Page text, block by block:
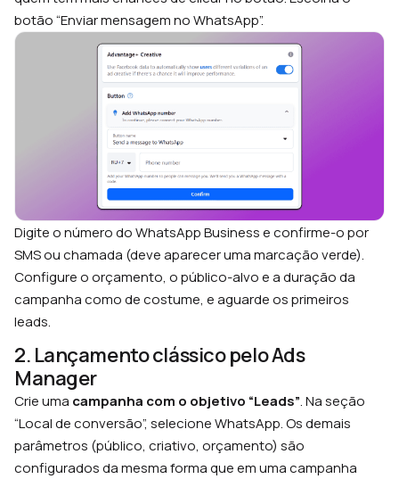
botão “Enviar mensagem no WhatsApp”.
Digite o número do WhatsApp Business e confirme-o por
SMS ou chamada (deve aparecer uma marcação verde).
Configure o orçamento, o público-alvo e a duração da
campanha como de costume, e aguarde os primeiros
leads.
2. Lançamento clássico pelo Ads
Manager
Crie uma campanha com o objetivo “Leads”. Na seção
“Local de conversão”, selecione WhatsApp. Os demais
parâmetros (público, criativo, orçamento) são
configurados da mesma forma que em uma campanha